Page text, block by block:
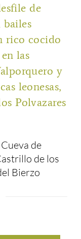
de
bailes
rico cocido
las
y
leonesas,
Polvazares
de
de los
Bierzo